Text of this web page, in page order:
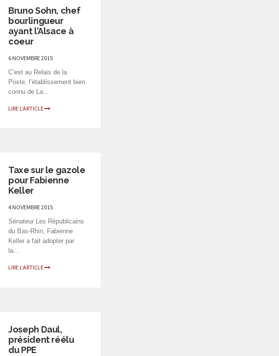
Bruno Sohn, chef
bourlingueur
ayant l’Alsace à
coeur
6 NOVEMBRE 2015
C’est au Relais de la
Poste, l’établissement bien
connu de La...
LIRE L’ARTICLE
Taxe sur le gazole
pour Fabienne
Keller
4 NOVEMBRE 2015
Sénateur Les Républicains
du Bas-Rhin, Fabienne
Keller a fait adopter par
la...
LIRE L’ARTICLE
Joseph Daul,
président réélu
du PPE